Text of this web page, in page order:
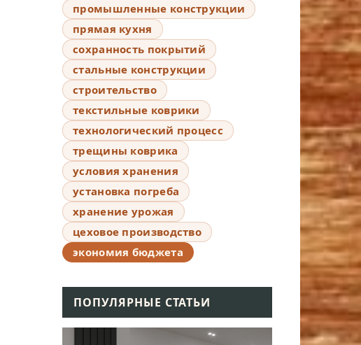
промышленные конструкции
прямая кухня
сохранность покрытий
стальные конструкции
строительство
текстильные коврики
технологический процесс
трещины коврика
условия хранения
установка погреба
хранение урожая
цеховое производство
экономия бюджета
ПОПУЛЯРНЫЕ СТАТЬИ